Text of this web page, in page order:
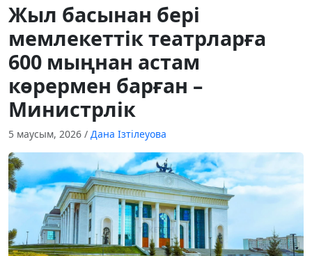
Жыл басынан бері
мемлекеттік театрларға
600 мыңнан астам
көрермен барған –
Министрлік
5 маусым, 2026 / Дана Ізтілеуова